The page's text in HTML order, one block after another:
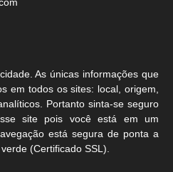
As únicas informações que
em todos os sites: local, origem,
Portanto sinta-se seguro
site pois você está em um
está segura de ponta a
(Certificado SSL).